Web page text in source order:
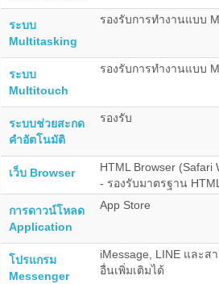
ระบบ
Multitasking
รองรับการทำงานแบบ
ระบบ
Multitouch
รองรับการทำงานแบบ
ระบบช่วยสะกด
คำอัตโนมัติ
รองรับ
เว็บ Browser
HTML Browser (Safari
- รองรับมาตรฐาน
การดาวน์โหลด
Application
App Store
โปรแกรม
Messenger
iMessage, LINE และ
อื่นเพิ่มเติมได้